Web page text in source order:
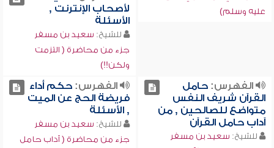
عليه وسلم)
لأصحاب الإنترنت ,
الأسئلة
للشيخ: سعيد بن مسفر
جزء من محاضرة ( التزمت
ولكن!!)
الفهرس:حامل
القرآن شريف النفس
متواضع للصالحين , من
آداب حامل القرآن
للشيخ: سعيد بن مسفر
الفهرس:حكم أداء
فريضة الحج عن الميت
, الأسئلة
للشيخ: سعيد بن مسفر
جزء من محاضرة ( آداب حامل